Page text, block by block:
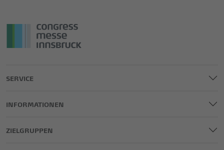
SERVICE
INFORMATIONEN
ZIELGRUPPEN